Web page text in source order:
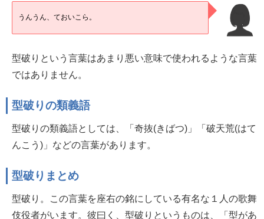
うんうん、ておいこら。
型破りという言葉はあまり悪い意味で使われるような言葉
ではありません。
型破りの類義語
型破りの類義語としては、「奇抜(きばつ)」「破天荒(はて
んこう)」などの言葉があります。
型破りまとめ
型破り。この言葉を座右の銘にしている有名な１人の歌舞
伎役者がいます。彼曰く、型破りというものは、「型があ